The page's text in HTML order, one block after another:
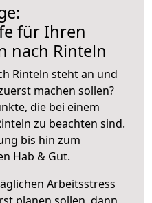
für Ihren
nach Rinteln
Rinteln steht an und
machen sollen?
die bei einem
zu beachten sind.
bis hin zum
Hab & Gut.
Arbeitsstress